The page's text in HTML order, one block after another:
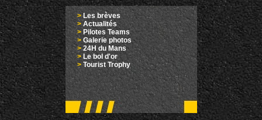
>Les brèves
> Actualités
> Pilotes Teams
>Galerie photos
>24H du Mans
>Le bol d'or
> Tourist Trophy